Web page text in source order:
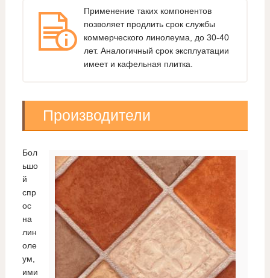
Применение таких компонентов
позволяет продлить срок службы
коммерческого линолеума, до 30-40
лет. Аналогичный срок эксплуатации
имеет и кафельная плитка.
Производители
Бол
ьшо
й
спр
ос
на
лин
оле
ум,
ими